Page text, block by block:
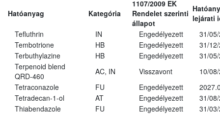
Hatóanyag Kategória
1107/2009 EK
Rendelet szerinti
állapot
lejárati
Tefluthrin
IN Engedélyezett
31/
Tembotrione
HB Engedélyezett
31/
Terbuthylazine
HB Engedélyezett
31/
Terpenoid blend
QRD-460
AC, IN Visszavont
10/
Tetraconazole
FU Engedélyezett
Tetradecan-1-ol
AT Engedélyezett
31/
Thiabendazole
FU Engedélyezett
31/